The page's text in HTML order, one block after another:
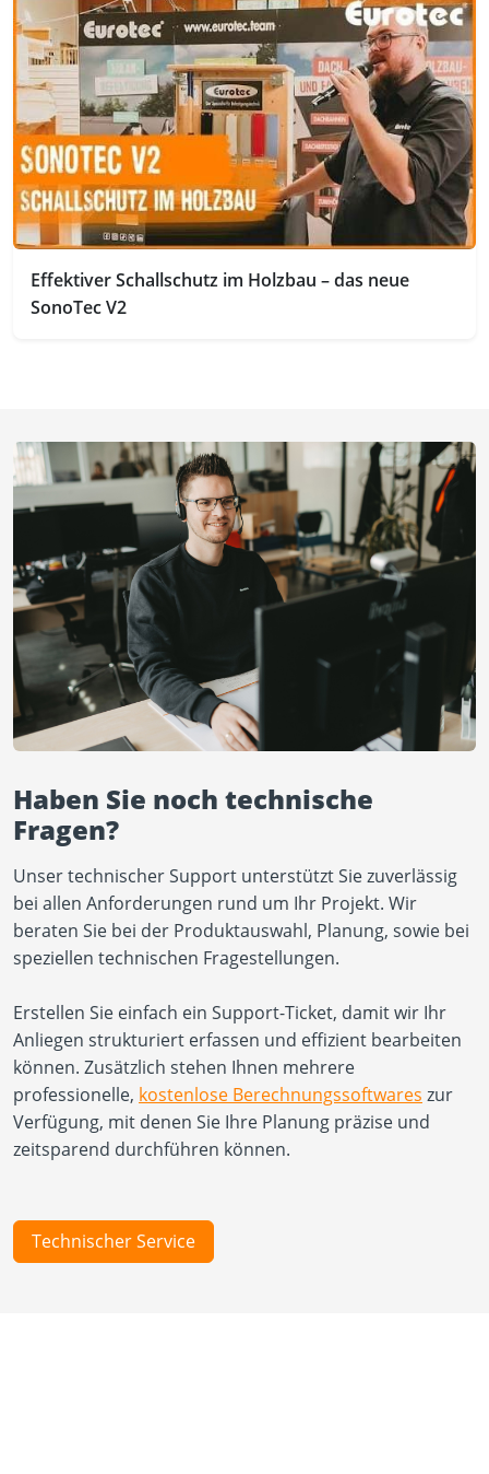
Effektiver Schallschutz im Holzbau – das neue
SonoTec V2
Haben Sie noch technische
Fragen?
Unser technischer Support unterstützt Sie zuverlässig
bei allen Anforderungen rund um Ihr Projekt. Wir
beraten Sie bei der Produktauswahl, Planung, sowie bei
speziellen technischen Fragestellungen.
Erstellen Sie einfach ein Support-Ticket, damit wir Ihr
Anliegen strukturiert erfassen und effizient bearbeiten
können. Zusätzlich stehen Ihnen mehrere
professionelle, kostenlose Berechnungssoftwares zur
Verfügung, mit denen Sie Ihre Planung präzise und
zeitsparend durchführen können.
Technischer Service